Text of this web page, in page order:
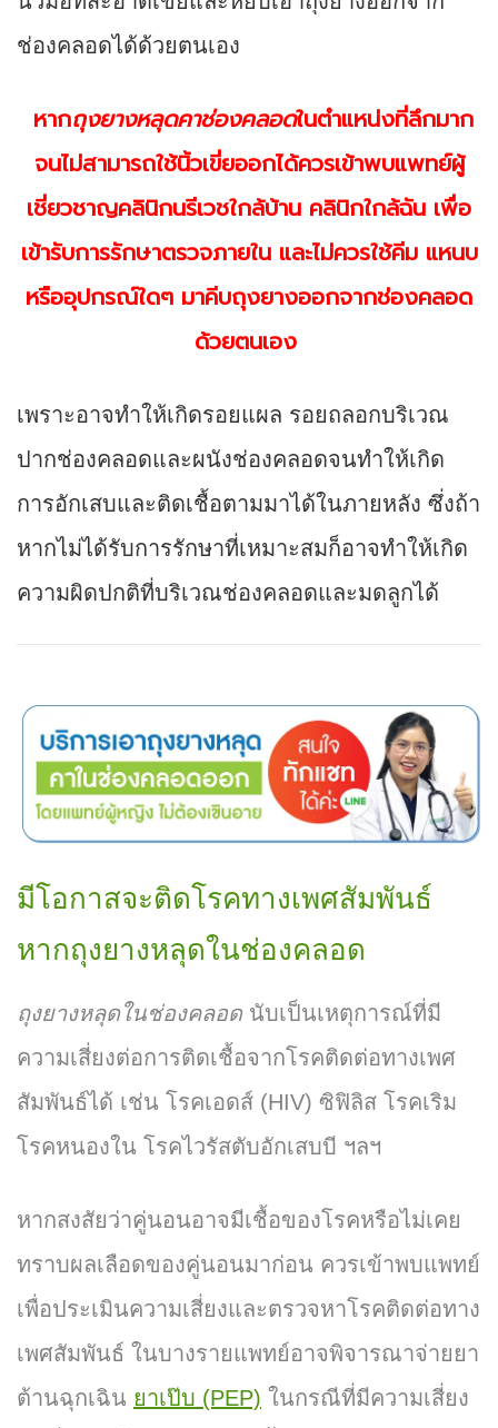
ช่องคลอดได้ด้วยตนเอง
หากถุงยางหลุดคาช่องคลอดในตำแหน่งที่ลึกมาก
จนไม่สามารถใช้นิ้วเขี่ยออกได้ควรเข้าพบแพทย์ผู้
เชี่ยวชาญคลินิกนรีเวชใกล้บ้าน คลินิกใกล้ฉัน เพื่อ
เข้ารับการรักษาตรวจภายใน และไม่ควรใช้คีม แหนบ
หรืออุปกรณ์ใดๆ มาคีบถุงยางออกจากช่องคลอด
ด้วยตนเอง
เพราะอาจทำให้เกิดรอยแผล รอยถลอกบริเวณ
ปากช่องคลอดและผนังช่องคลอดจนทำให้เกิด
การอักเสบและติดเชื้อตามมาได้ในภายหลัง ซึ่งถ้า
หากไม่ได้รับการรักษาที่เหมาะสมก็อาจทำให้เกิด
ความผิดปกติที่บริเวณช่องคลอดและมดลูกได้
มีโอกาสจะติดโรคทางเพศสัมพันธ์
หากถุงยางหลุดในช่องคลอด
ถุงยางหลุดในช่องคลอด นับเป็นเหตุการณ์ที่มี
ความเสี่ยงต่อการติดเชื้อจากโรคติดต่อทางเพศ
สัมพันธ์ได้ เช่น โรคเอดส์ (HIV) ซิฟิลิส โรคเริม
โรคหนองใน โรคไวรัสตับอักเสบบี ฯลฯ
หากสงสัยว่าคู่นอนอาจมีเชื้อของโรคหรือไม่เคย
ทราบผลเลือดของคู่นอนมาก่อน ควรเข้าพบแพทย์
เพื่อประเมินความเสี่ยงและตรวจหาโรคติดต่อทาง
เพศสัมพันธ์ ในบางรายแพทย์อาจพิจารณาจ่ายยา
ต้านฉุกเฉิน ยาเป๊บ (PEP) ในกรณีที่มีความเสี่ยง